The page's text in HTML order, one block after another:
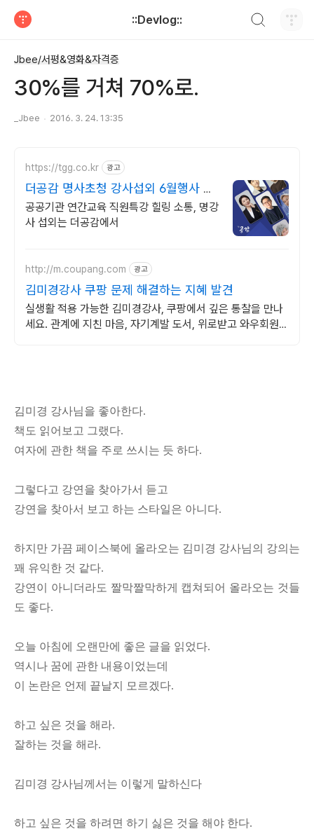
::Devlog::
Jbee/서평&영화&자격증
30%를 거쳐 70%로.
_Jbee 2016. 3. 24. 13:35
https://tgg.co.kr 광고
더공감 명사초청 강사섭외 6월행사 이
벤트 진행
공공기관 연간교육 직원특강 힐링 소통, 명강
사 섭외는 더공감에서
http://m.coupang.com 광고
김미경강사 쿠팡 문제 해결하는 지혜 발견
실생활 적용 가능한 김미경강사, 쿠팡에서 깊은 통찰을 만나
세요. 관계에 지친 마음, 자기계발 도서, 위로받고 와우회원
김미경 강사님을 좋아한다.
책도 읽어보고 그랬다.
여자에 관한 책을 주로 쓰시는 듯 하다.
그렇다고 강연을 찾아가서 듣고
강연을 찾아서 보고 하는 스타일은 아니다.
하지만 가끔 페이스북에 올라오는 김미경 강사님의 강의는
꽤 유익한 것 같다.
강연이 아니더라도 짤막짤막하게 캡쳐되어 올라오는 것들
도 좋다.
오늘 아침에 오랜만에 좋은 글을 읽었다.
역시나 꿈에 관한 내용이었는데
이 논란은 언제 끝날지 모르겠다.
하고 싶은 것을 해라.
잘하는 것을 해라.
김미경 강사님께서는 이렇게 말하신다
하고 싶은 것을 하려면 하기 싫은 것을 해야 한다.